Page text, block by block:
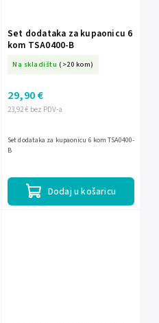
Set dodataka za kupaonicu 6
kom TSA0400-B
Na skladištu (>20 kom)
23,92 € bez PDV-a
29,90 €
Dodaj u košaricu
Set dodataka za kupaonicu 6 kom TSA0400-
B